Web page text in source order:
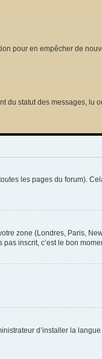
pour en empêcher de
du statut des messages, lu
les pages du forum).
zone (Londres, Paris,
inscrit, c’est le bon
d’installer la